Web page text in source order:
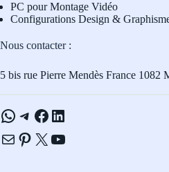
PC pour Montage Vidéo
Configurations Design &
Nous contacter :
5 bis rue Pierre Mendès France 1082
WhatsApp
Telegram
Facebook
LinkedIn
E-mailPinterest
X YouTube